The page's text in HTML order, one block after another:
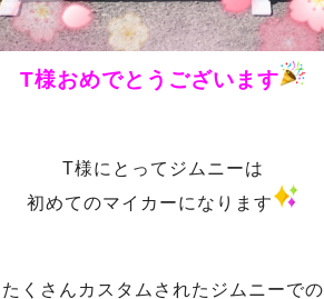
T様おめでとうございます
T様にとってジムニーは
初めてのマイカーになります
たくさんカスタムされたジムニーでの